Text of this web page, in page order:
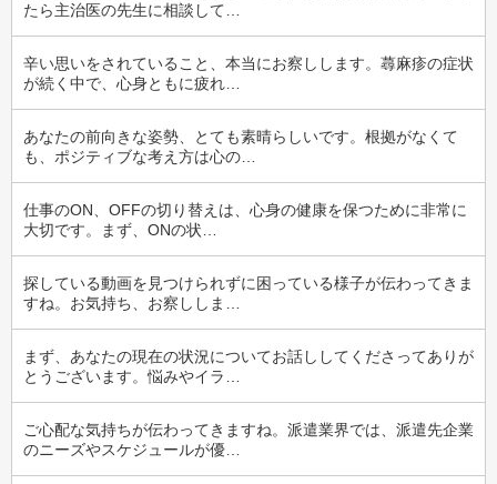
たら主治医の先生に相談して…
辛い思いをされていること、本当にお察しします。蕁麻疹の症状
が続く中で、心身ともに疲れ…
あなたの前向きな姿勢、とても素晴らしいです。根拠がなくて
も、ポジティブな考え方は心の…
仕事のON、OFFの切り替えは、心身の健康を保つために非常に
大切です。まず、ONの状…
探している動画を見つけられずに困っている様子が伝わってきま
すね。お気持ち、お察ししま…
まず、あなたの現在の状況についてお話ししてくださってありが
とうございます。悩みやイラ…
ご心配な気持ちが伝わってきますね。派遣業界では、派遣先企業
のニーズやスケジュールが優…